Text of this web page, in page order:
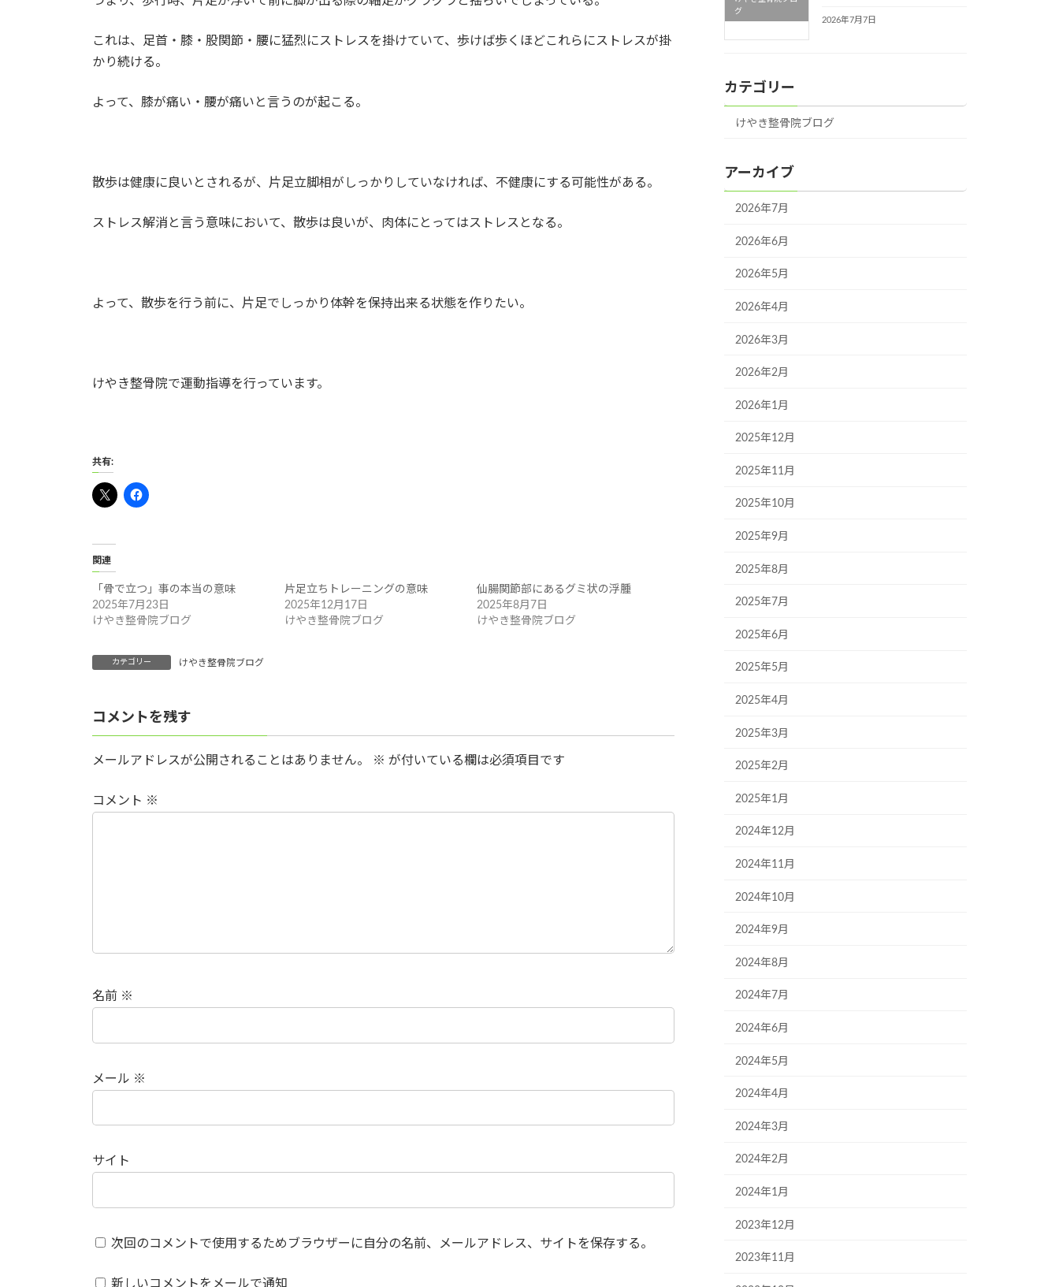
これは、足首・膝・股関節・腰に猛烈にストレスを掛けていて、歩けば歩くほどこれらにストレスが掛
かり続ける。
よって、膝が痛い・腰が痛いと言うのが起こる。
散歩は健康に良いとされるが、片足立脚相がしっかりしていなければ、不健康にする可能性がある。
ストレス解消と言う意味において、散歩は良いが、肉体にとってはストレスとなる。
よって、散歩を行う前に、片足でしっかり体幹を保持出来る状態を作りたい。
けやき整骨院で運動指導を行っています。
共有:
関連
「骨で立つ」事の本当の意味
2025年7月23日
けやき整骨院ブログ
片足立ちトレーニングの意味
2025年12月17日
けやき整骨院ブログ
仙腸関節部にあるグミ状の浮腫
2025年8月7日
けやき整骨院ブログ
カテゴリー けやき整骨院ブログ
コメントを残す
メールアドレスが公開されることはありません。 ※ が付いている欄は必須項目です
コメント ※
名前 ※
メール ※
サイト
次回のコメントで使用するためブラウザーに自分の名前、メールアドレス、サイトを保存する。
新しいコメントをメールで通知
グ
2026年7月7日
カテゴリー
けやき整骨院ブログ
アーカイブ
2026年7月
2026年6月
2026年5月
2026年4月
2026年3月
2026年2月
2026年1月
2025年12月
2025年11月
2025年10月
2025年9月
2025年8月
2025年7月
2025年6月
2025年5月
2025年4月
2025年3月
2025年2月
2025年1月
2024年12月
2024年11月
2024年10月
2024年9月
2024年8月
2024年7月
2024年6月
2024年5月
2024年4月
2024年3月
2024年2月
2024年1月
2023年12月
2023年11月